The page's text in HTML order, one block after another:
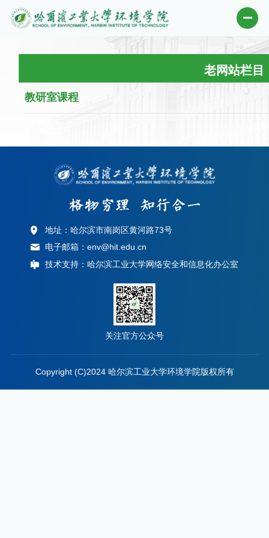
老网站栏目
教研室课程
地址：哈尔滨市南岗区黄河路73号
电子邮箱：env@hit.edu.cn
技术支持：哈尔滨工业大学网络安全和信息化办公室
关注官方公众号
Copyright (C)2024 哈尔滨工业大学环境学院版权所有